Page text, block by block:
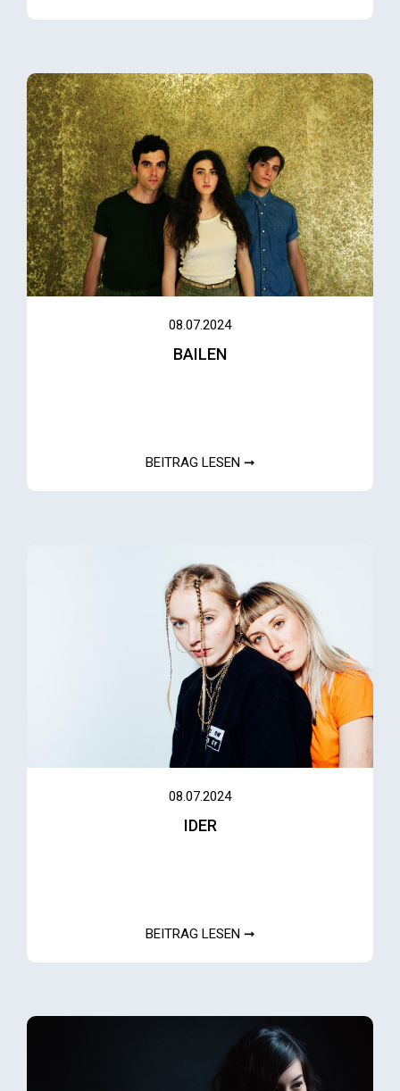
08.07.2024
BAILEN
BEITRAG LESEN ➞
08.07.2024
IDER
BEITRAG LESEN ➞